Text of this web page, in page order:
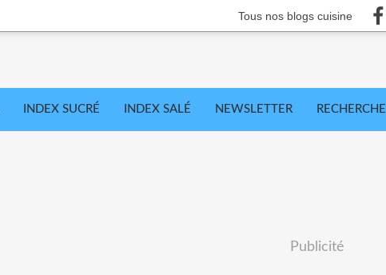
Tous nos blogs cuisine
INDEX SUCRÉ INDEX SALÉ NEWSLETTER RECHERCHE
Publicité